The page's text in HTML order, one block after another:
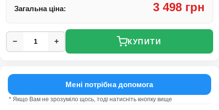
Загальна ціна: 3 498 грн
− + КУПИТИ
Мені потрібна допомога
* Якщо Вам не зрозуміло щось, тоді натисніть кнопку вище